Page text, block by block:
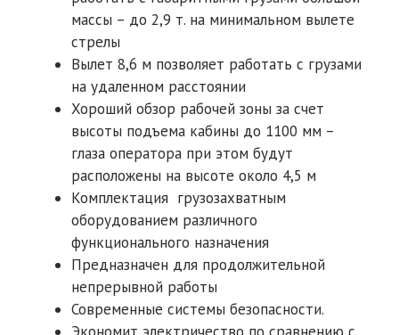
массы – до 2,9 т. на минимальном вылете
стрелы
Вылет 8,6 м позволяет работать с грузами
на удаленном расстоянии
Хороший обзор рабочей зоны за счет
высоты подъема кабины до 1100 мм –
глаза оператора при этом будут
расположены на высоте около 4,5 м
Комплектация грузозахватным
оборудованием различного
функционального назначения
Предназначен для продолжительной
непрерывной работы
Современные системы безопасности.